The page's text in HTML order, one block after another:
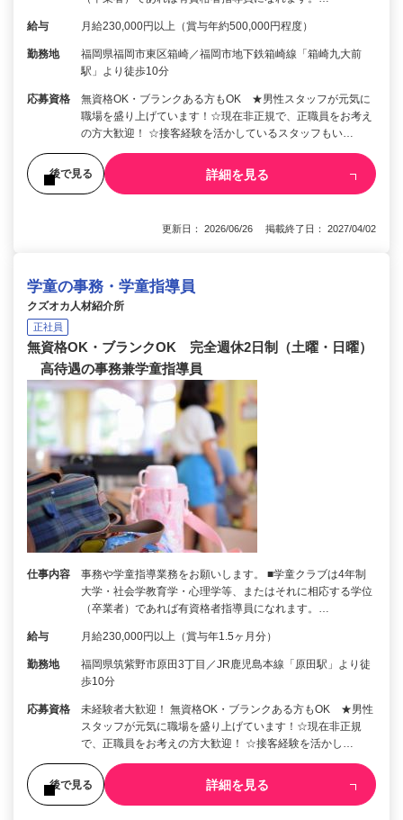
給与 月給230,000円以上（賞与年約500,000円程度）
勤務地
福岡県福岡市東区箱崎／福岡市地下鉄箱崎線「箱崎九大前
駅」より徒歩10分
応募資格
無資格OK・ブランクある方もOK ★男性スタッフが元気に
職場を盛り上げています！☆現在非正規で、正職員をお考え
の方大歓迎！ ☆接客経験を活かしているスタッフもい…
後で見る 詳細を見る
更新日： 2026/06/26 掲載終了日： 2027/04/02
学童の事務・学童指導員
クズオカ人材紹介所
正社員
無資格OK・ブランクOK 完全週休2日制（土曜・日曜）
高待遇の事務兼学童指導員
仕事内容
事務や学童指導業務をお願いします。 ■学童クラブは4年制
大学・社会学教育学・心理学等、またはそれに相応する学位
（卒業者）であれば有資格者指導員になれます。…
給与 月給230,000円以上（賞与年1.5ヶ月分）
勤務地
福岡県筑紫野市原田3丁目／JR鹿児島本線「原田駅」より徒
歩10分
応募資格
未経験者大歓迎！ 無資格OK・ブランクある方もOK ★男性
スタッフが元気に職場を盛り上げています！☆現在非正規
で、正職員をお考えの方大歓迎！ ☆接客経験を活かし…
後で見る 詳細を見る